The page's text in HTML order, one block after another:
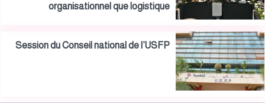
organisationnel que logistique
Session du Conseil national de l’USFP